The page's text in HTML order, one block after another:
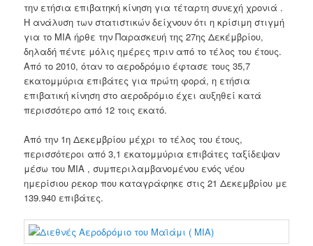
την ετήσια επιβατηκή κίνηση για τέταρτη συνεχή χρονιά .
Η ανάλυση των στατιστικών δείχνουν ότι η κρίσιμη στιγμή
για το ΜΙΑ ήρθε την Παρασκευή της 27ης Δεκέμβρίου,
δηλαδή πέντε μόλις ημέρες πριν από το τέλος του έτους.
Από το 2010, όταν το αεροδρόμιο έφτασε τους 35,7
εκατομμύρια επιβάτες για πρώτη φορά, η ετήσια
επιβατική κίνηση στο αεροδρόμιο έχει αυξηθεί κατά
περισσότερο από 12 τοις εκατό.
Από την 1η Δεκεμβρίου μέχρι το τέλος του έτους,
περισσότεροι από 3,1 εκατομμύρια επιβάτες ταξίδεψαν
μέσω του MIA , συμπεριλαμβανομένου ενός νέου
ημερίσιου ρεκορ που καταγράφηκε στις 21 Δεκεμβρίου με
139.940 επιβάτες.